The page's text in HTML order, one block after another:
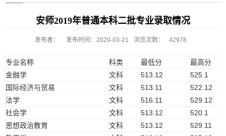
安师2019年普通本科二批专业录取情况
发布者： 发布时间：2020-03-21 浏览次数： 42978
专业名称 科类 最低分
最高分
金融学
文科 513.12
525.1
国际经济与贸易
文科 513.11
522.12
法学
文科 516.11
529.12
社会学
文科 513.12
520.1
思想政治教育
文科 513.12
529.11